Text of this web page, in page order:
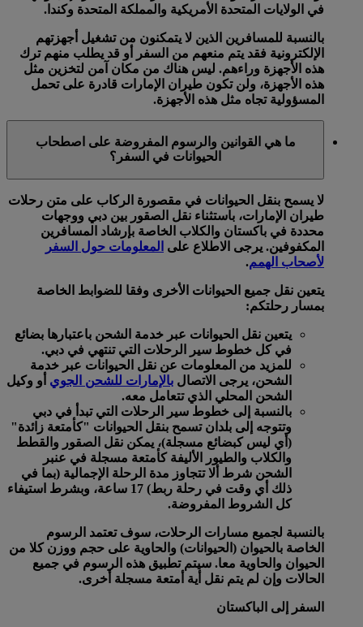
في الولايات المتحدة الأمريكية والمملكة المتحدة وكندا.
بالنسبة للمسافرين الذين لا يتمكنون من تشغيل أجهزتهم
الإلكترونية فقد يتم منعهم من السفر أو قد يطلب منهم ترك
هذه الأجهزة وراءهم. ليس هناك من مكان آمن لتخزين مثل
هذه الأجهزة، ولن تكون طيران الإمارات قادرة على تحمل
المسؤولية تجاه مثل هذه الأجهزة.
ما هي القوانين والرسوم المفروضة على اصطحاب
الحيوانات في السفر؟
لا يسمح بنقل الحيوانات في مقصورة الركاب على متن رحلات
طيران الإمارات، باستثناء نقل الصقور بين دبي ووجهات
محددة في باكستان والكلاب الخاصة بإرشاد المسافرين
المكفوفين. يرجى الاطلاع على المعلومات حول السفر
لأصحاب الهمم.
يتعين نقل جميع الحيوانات الأخرى وفقا للضوابط الخاصة
بمسار رحلتكم:
يتعين نقل الحيوانات عبر خدمة الشحن باعتبارها بضائع
في كل خطوط سير الرحلات التي تنتهي في دبي.
للمزيد من المعلومات عن نقل الحيوانات عبر خدمة
الشحن، يرجى الاتصال بالإمارات للشحن الجوي أو وكيل
الشحن المحلي الذي تتعامل معه.
بالنسبة إلى خطوط سير الرحلات التي تبدأ في دبي
وتتوجه إلى بلدان تسمح بنقل الحيوانات "كأمتعة زائدة"
(أي ليس كبضائع مسجلة)، يمكن نقل الصقور والقطط
والكلاب والطيور الأليفة كأمتعة مسجلة في عنبر
الشحن شرط ألا تتجاوز مدة الرحلة الإجمالية (بما في
ذلك أي وقت في رحلة ربط) 17 ساعة، وبشرط استيفاء
كل الشروط المفروضة.
بالنسبة لجميع مسارات الرحلات، سوف تعتمد الرسوم
الخاصة بالحيوان (الحيوانات) والحاوية على حجم ووزن كلا من
الحيوان والحاوية معا. سيتم تطبيق هذه الرسوم في جميع
الحالات وإن لم يتم نقل أية أمتعة مسجلة أخرى.
السفر إلى الباكستان